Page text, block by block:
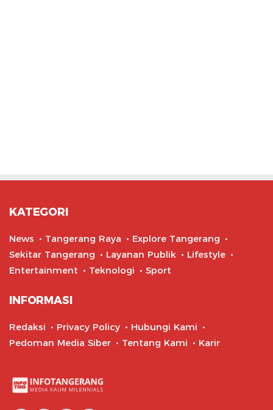
KATEGORI
News Tangerang Raya
Explore Tangerang
Sekitar Tangerang
Layanan Publik
Lifestyle
Entertainment
Teknologi Sport
INFORMASI
Redaksi Privacy Policy
Hubungi Kami
Pedoman Media Siber
Tentang Kami Karir